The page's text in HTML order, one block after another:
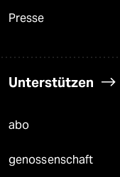
Presse
Unterstützen
abo
genossenschaft